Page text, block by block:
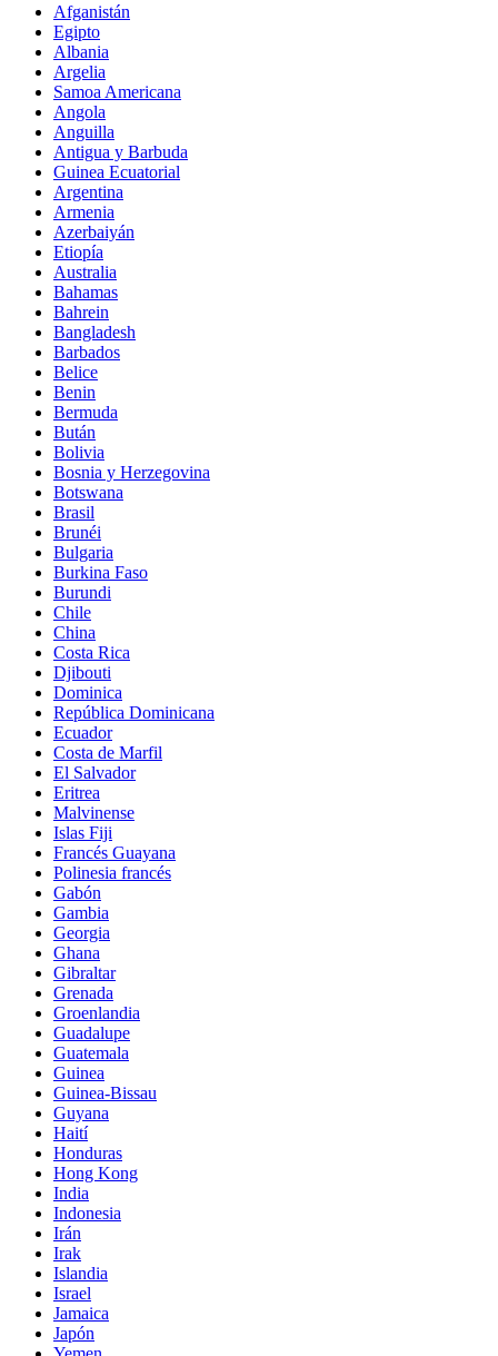
Afganistán
Egipto
Albania
Argelia
Samoa Americana
Angola
Anguilla
Antigua y Barbuda
Guinea Ecuatorial
Argentina
Armenia
Azerbaiyán
Etiopía
Australia
Bahamas
Bahrein
Bangladesh
Barbados
Belice
Benin
Bermuda
Bután
Bolivia
Bosnia y Herzegovina
Botswana
Brasil
Brunéi
Bulgaria
Burkina Faso
Burundi
Chile
China
Costa Rica
Djibouti
Dominica
República Dominicana
Ecuador
Costa de Marfil
El Salvador
Eritrea
Malvinense
Islas Fiji
Francés Guayana
Polinesia francés
Gabón
Gambia
Georgia
Ghana
Gibraltar
Grenada
Groenlandia
Guadalupe
Guatemala
Guinea
Guinea-Bissau
Guyana
Haití
Honduras
Hong Kong
India
Indonesia
Irán
Irak
Islandia
Israel
Jamaica
Japón